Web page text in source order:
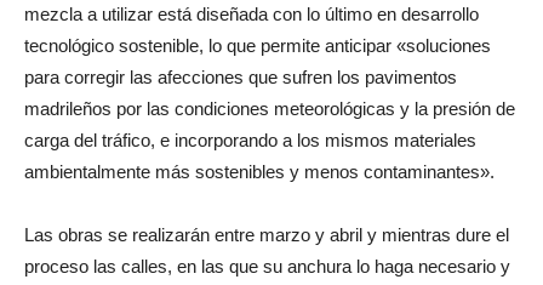
mezcla a utilizar está diseñada con lo último en desarrollo
tecnológico sostenible, lo que permite anticipar «soluciones
para corregir las afecciones que sufren los pavimentos
madrileños por las condiciones meteorológicas y la presión de
carga del tráfico, e incorporando a los mismos materiales
ambientalmente más sostenibles y menos contaminantes».
Las obras se realizarán entre marzo y abril y mientras dure el
proceso las calles, en las que su anchura lo haga necesario y